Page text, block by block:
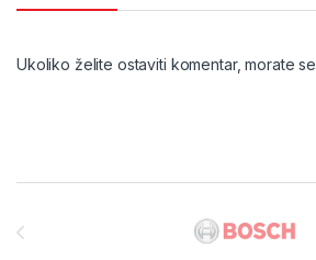
Ukoliko želite ostaviti komentar, morate se